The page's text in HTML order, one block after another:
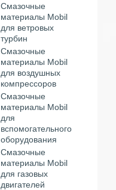
Смазочные
материалы Mobil
для ветровых
турбин
Смазочные
материалы Mobil
для воздушных
компрессоров
Смазочные
материалы Mobil
для
вспомогательного
оборудования
Смазочные
материалы Mobil
для газовых
двигателей